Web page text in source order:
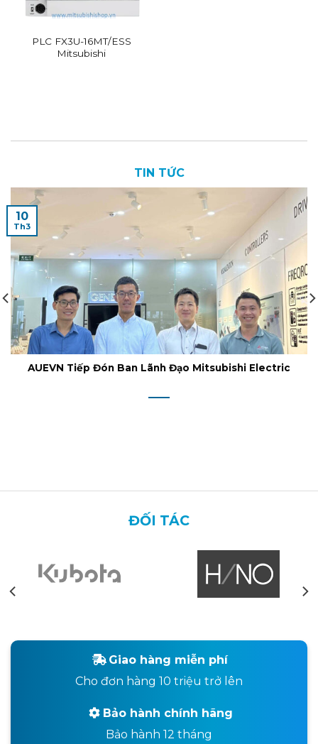
PLC FX3U-16MT/ESS
Mitsubishi
TIN TỨC
AUEVN Tiếp Đón Ban Lãnh Đạo Mitsubishi Electric
10
Th3
ĐỐI TÁC
Giao hàng miễn phí
Cho đơn hàng 10 triệu trở lên
Bảo hành chính hãng
Bảo hành 12 tháng